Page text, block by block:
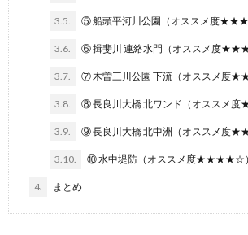
3.5. ⑤ 船頭平河川公園（オススメ度
3.6. ⑥ 揖斐川 連絡水門（オススメ度
3.7. ⑦ 木曽三川公園 下流（オススメ度
3.8. ⑧ 長良川大橋 北ワンド（オススメ
3.9. ⑨ 長良川大橋 北中洲（オススメ度
3.10. ⑩ 水中堤防（オススメ度★★★★☆）
4. まとめ